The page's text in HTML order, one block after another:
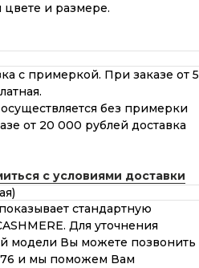
и размере.
с примеркой. При заказе от 5
без примерки
от 20 000 рублей доставка
с условиями доставки
стандартную
Для уточнения
модели Вы можете позвонить
76 и мы поможем Вам